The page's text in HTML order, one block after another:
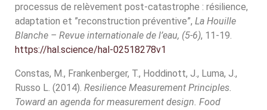
processus de relèvement post-catastrophe : résilience,
adaptation et ”reconstruction préventive”, La Houille
Blanche – Revue internationale de l’eau, (5-6), 11-19.
https://hal.science/hal-02518278v1
Constas, M., Frankenberger, T., Hoddinott, J., Luma, J.,
Russo L. (2014). Resilience Measurement Principles.
Toward an agenda for measurement design. Food